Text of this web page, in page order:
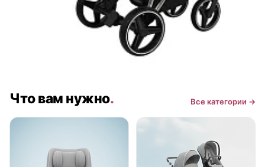
Что вам нужно. Все категории →